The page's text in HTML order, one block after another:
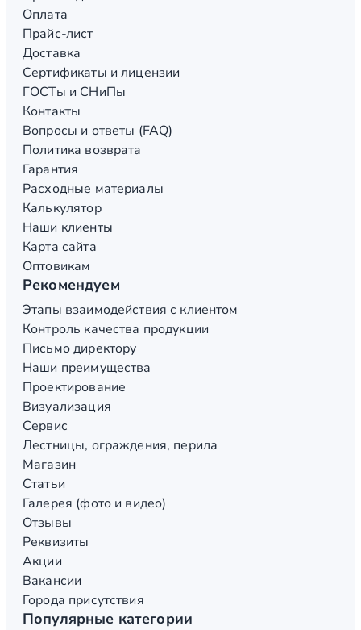
Оплата
Прайс-лист
Доставка
Сертификаты и лицензии
ГОСТы и СНиПы
Контакты
Вопросы и ответы (FAQ)
Политика возврата
Гарантия
Расходные материалы
Калькулятор
Наши клиенты
Карта сайта
Оптовикам
Рекомендуем
Этапы взаимодействия с клиентом
Контроль качества продукции
Письмо директору
Наши преимущества
Проектирование
Визуализация
Сервис
Лестницы, ограждения, перила
Магазин
Статьи
Галерея (фото и видео)
Отзывы
Реквизиты
Акции
Вакансии
Города присутствия
Популярные категории